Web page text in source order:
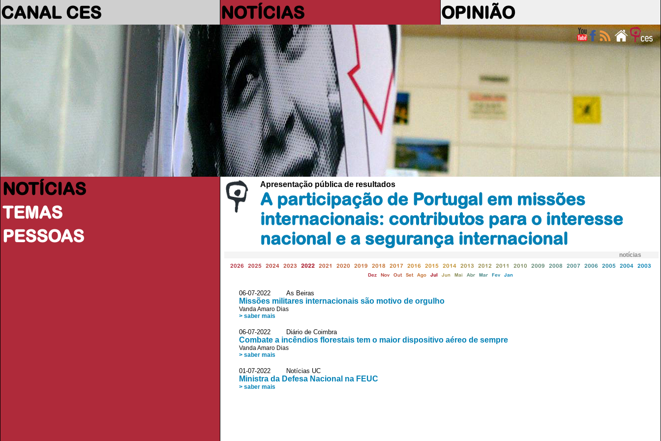
CANAL CES NOTÍCIAS OPINIÃO
NOTÍCIAS
TEMAS
PESSOAS
Apresentação pública de resultados
A participação de Portugal em missões
internacionais: contributos para o interesse
nacional e a segurança internacional
notícias
2026 2025 2024 2023 2022 2021 2020 2019 2018 2017 2016 2015 2014 2013 2012 2011 2010 2009 2008 2007 2006 2005 2004 2003
Dez Nov Out Set Ago Jul Jun Mai Abr Mar Fev Jan
06-07-2022 As Beiras
Missões militares internacionais são motivo de orgulho
Vanda Amaro Dias
> saber mais
06-07-2022 Diário de Coimbra
Combate a incêndios florestais tem o maior dispositivo aéreo de sempre
Vanda Amaro Dias
> saber mais
01-07-2022 Notícias UC
Ministra da Defesa Nacional na FEUC
> saber mais